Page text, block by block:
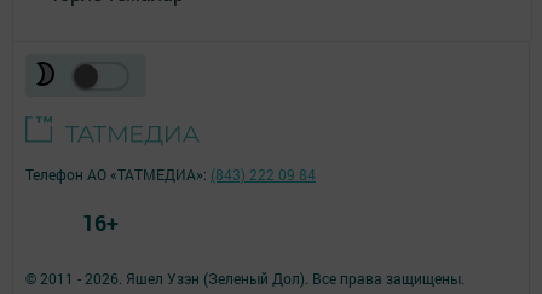
© 2011 - 2026. Яшел Узэн (Зеленый Дол). Все права защищены.
Телефон АО «ТАТМЕДИА»: (843) 222 09 84
16+